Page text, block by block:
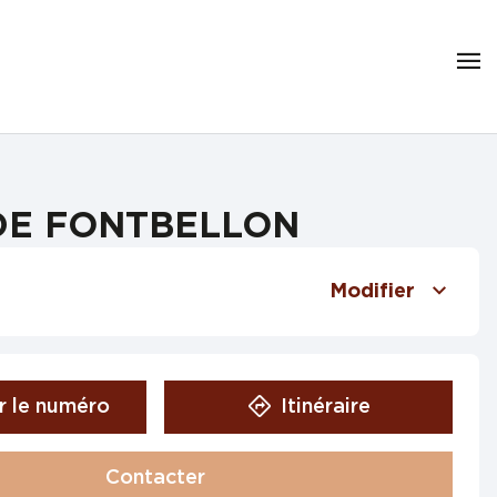
FONTBELLON
Modifier
le numéro Itinéraire
Contacter